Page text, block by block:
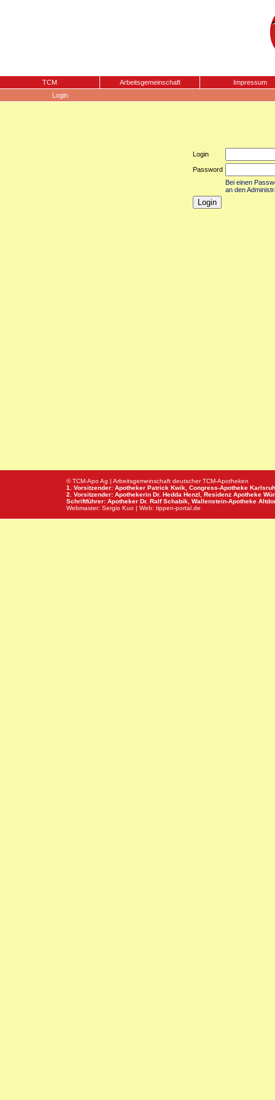
TCM Arbeitsgemeinschaft
Impressum
Login
Login
Password
Bei einen
an den
© TCM-Apo Ag | Arbeitsgemeinschaft deutscher TCM-Apotheken
1. Vorsitzender: Apotheker Patrick Kwik, Congress-Apotheke
2. Vorsitzender: Apothekerin Dr. Hedda Henzl, Residenz Apotheke
Schriftführer: Apotheker Dr. Ralf Schabik, Wallenstein-Apotheke
Webmaster: Sergio Kuo | Web: tippen-portal.de